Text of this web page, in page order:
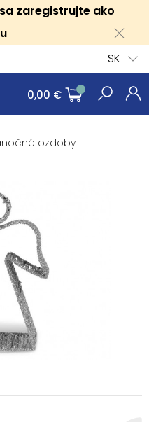
zaregistrujte ako
SK
0,00 €
ozdoby